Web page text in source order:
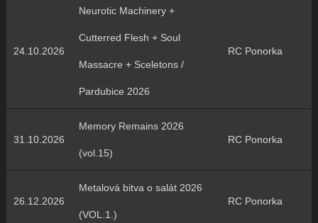
24.10.2026
Neurotic Machinery +
Cutterred Flesh + Soul
Massacre + Sceletons /
Pardubice 2026
RC Ponorka
31.10.2026
Memory Remains 2026
(vol.15)
RC Ponorka
26.12.2026
Metalová bitva o salát 2026
(VOL.1.)
RC Ponorka